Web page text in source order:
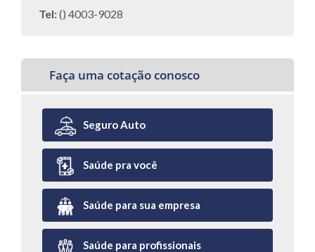
Tel:() 4003-9028
Faça uma cotação conosco
Seguro Auto
Saúde pra você
Saúde para sua empresa
Saúde para profissionais